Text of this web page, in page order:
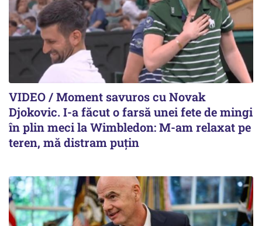
VIDEO / Moment savuros cu Novak
Djokovic. I-a făcut o farsă unei fete de mingi
în plin meci la Wimbledon: M-am relaxat pe
teren, mă distram puțin